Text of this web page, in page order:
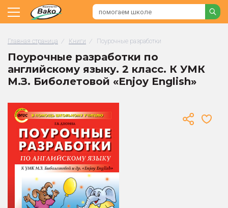
Главная страница / Книги / Поурочные разработки
Поурочные разработки по
английскому языку. 2 класс. К УМК
М.З. Биболетовой «Enjoy English»